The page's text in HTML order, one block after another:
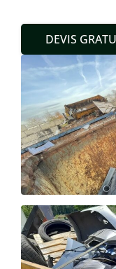
DEVIS